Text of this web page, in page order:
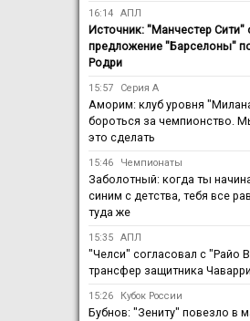
16:14 АПЛ
Источник: "Манчестер Сити"
предложение "Барселоны"
Родри
15:57 Серия А
Аморим: клуб уровня
бороться за чемпионство.
это сделать
15:46 Чемпионаты
Заболотный: когда ты
синим с детства, тебя все
туда же
15:35 АПЛ
"Челси" согласовал с "Райо
трансфер защитника
15:26 Кубок России
Бубнов: "Зениту" повезло в